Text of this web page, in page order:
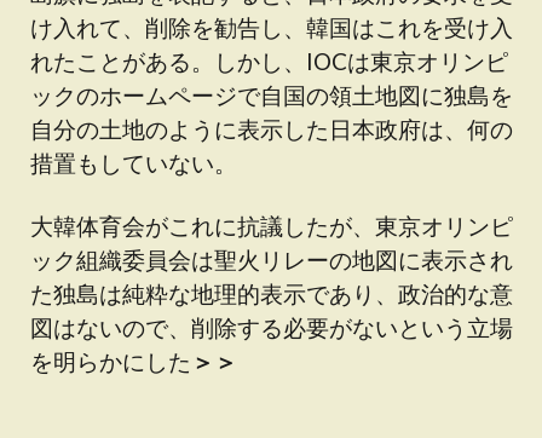
け入れて、削除を勧告し、韓国はこれを受け入
れたことがある。しかし、IOCは東京オリンピ
ックのホームページで自国の領土地図に独島を
自分の土地のように表示した日本政府は、何の
措置もしていない。
大韓体育会がこれに抗議したが、東京オリンピ
ック組織委員会は聖火リレーの地図に表示され
た独島は純粋な地理的表示であり、政治的な意
図はないので、削除する必要がないという立場
を明らかにした ＞＞